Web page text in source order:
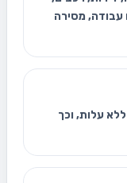
עבודה, מסירה
עלות, וכך